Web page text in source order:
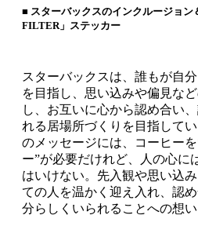
■ スターバックスのインクルージョン
FILTER」ステッカー
スターバックスは、誰もが自
を目指し、思い込みや偏見な
し、お互いに心から認め合い
れる居場所づくりを目指してい
のメッセージには、コーヒー
ー”が必要だけれど、人の心に
はいけない。先入観や思い込
ての人を温かく迎え入れ、認
分らしくいられることへの想い